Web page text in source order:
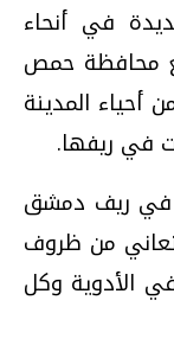
في أنحاء
محافظة حمص
أحياء المدينة
في ريفها.
في ريف دمشق
من ظروف
الأدوية وكل